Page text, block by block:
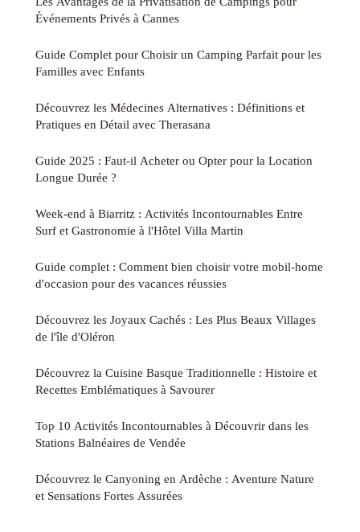
Événements Privés à Cannes
Guide Complet pour Choisir un Camping Parfait pour les
Familles avec Enfants
Découvrez les Médecines Alternatives : Définitions et
Pratiques en Détail avec Therasana
Guide 2025 : Faut-il Acheter ou Opter pour la Location
Longue Durée ?
Week-end à Biarritz : Activités Incontournables Entre
Surf et Gastronomie à l'Hôtel Villa Martin
Guide complet : Comment bien choisir votre mobil-home
d'occasion pour des vacances réussies
Découvrez les Joyaux Cachés : Les Plus Beaux Villages
de l'île d'Oléron
Découvrez la Cuisine Basque Traditionnelle : Histoire et
Recettes Emblématiques à Savourer
Top 10 Activités Incontournables à Découvrir dans les
Stations Balnéaires de Vendée
Découvrez le Canyoning en Ardèche : Aventure Nature
et Sensations Fortes Assurées